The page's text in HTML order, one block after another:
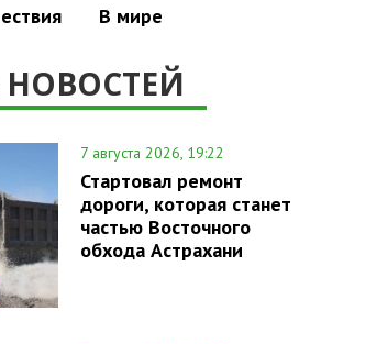
В мире
НОВОСТЕЙ
7 августа 2026, 19:22
Стартовал ремонт
дороги, которая станет
частью Восточного
обхода Астрахани